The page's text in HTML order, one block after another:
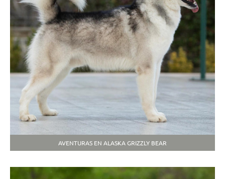
AVENTURAS EN ALASKA GRIZZLY BEAR